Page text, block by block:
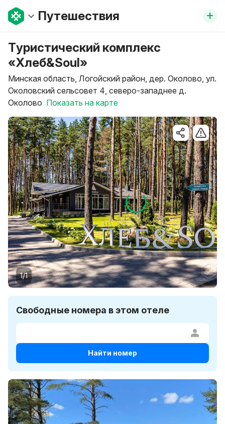
Путешествия +
Туристический комплекс
«Хлеб&Soul»
Минская область, Логойский район, дер. Околово, ул.
Околовский сельсовет 4, северо-западнее д.
Околово Показать на карте
1/1
Свободные номера в этом отеле
Найти номер